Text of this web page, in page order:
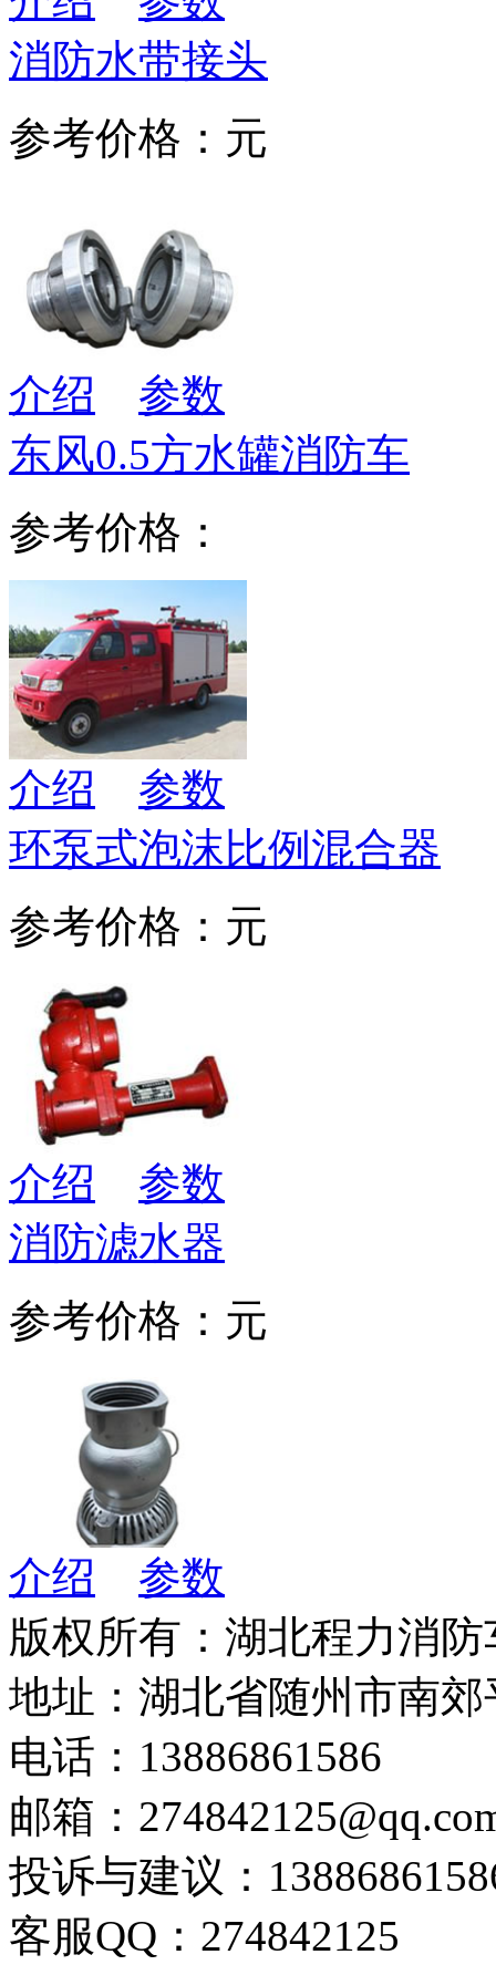
消防水带接头
参考价格：元
介绍
参数
东风0.5方水罐消防车
参考价格：
介绍
参数
环泵式泡沫比例混合器
参考价格：元
介绍
参数
消防滤水器
参考价格：元
介绍
参数
版权所有：湖北程力消
地址：湖北省随州市南
电话：13886861586
邮箱：
投诉与建议：
客服QQ：274842125